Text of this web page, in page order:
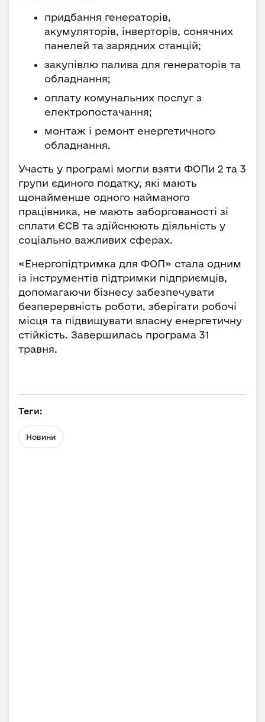
придбання генераторів,
акумуляторів, інверторів, сонячних
панелей та зарядних станцій;
закупівлю палива для генераторів та
обладнання;
оплату комунальних послуг з
електропостачання;
монтаж і ремонт енергетичного
обладнання.
Участь у програмі могли взяти ФОПи 2 та 3
групи єдиного податку, які мають
щонайменше одного найманого
працівника, не мають заборгованості зі
сплати ЄСВ та здійснюють діяльність у
соціально важливих сферах.
«Енергопідтримка для ФОП» стала одним
із інструментів підтримки підприємців,
допомагаючи бізнесу забезпечувати
безперервність роботи, зберігати робочі
місця та підвищувати власну енергетичну
стійкість. Завершилась програма 31
травня.
Теги:
Новини